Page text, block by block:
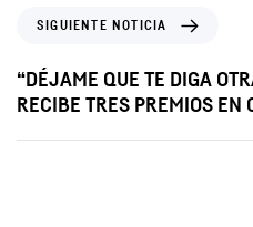
SIGUIENTE NOTICIA
“DÉJAME QUE TE DIGA
RECIBE TRES PREMIOS EN